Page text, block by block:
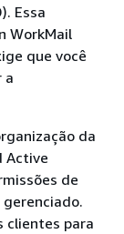
Essa
WorkMail
que você
a
da
Active
de
clientes para